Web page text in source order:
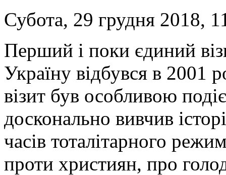
Субота, 29 грудня 2018,
Перший і поки єдиний
Україну відбувся в 2001
візит був особливою
досконально вивчив
часів тоталітарного
проти християн, про